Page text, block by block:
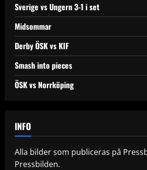
Sverige vs Ungern 3-1 i set
Midsommar
Derby ÖSK vs KIF
Smash into pieces
ÖSK vs Norrköping
INFO
Alla bilder som publiceras på
Pressbilden.